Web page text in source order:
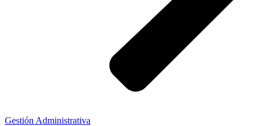
Gestión Administrativa